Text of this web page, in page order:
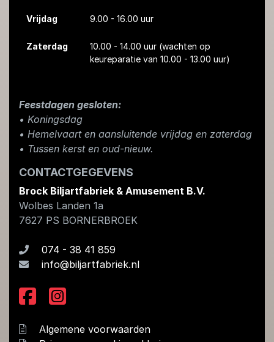
Vrijdag 9.00 - 16.00 uur
Zaterdag 10.00 - 14.00 uur (wachten op
keureparatie van 10.00 - 13.00 uur)
Feestdagen gesloten:
• Koningsdag
​• Hemelvaart en aansluitende vrijdag en zaterdag
• Tussen kerst en oud-nieuw.
CONTACTGEGEVENS
Brock Biljartfabriek & Amusement B.V.
Wolbes Landen 1a
7627 PS BORNERBROEK
074 - 38 41 859
info@biljartfabriek.nl
Algemene voorwaarden